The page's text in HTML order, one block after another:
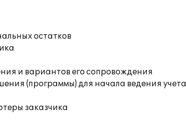
остатков
и вариантов его сопровождения
(программы) для начала ведения учета
заказчика